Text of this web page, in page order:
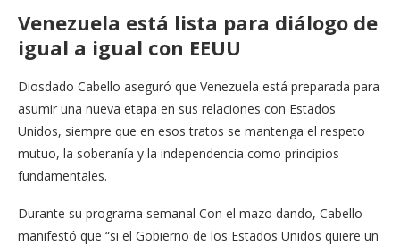
Venezuela está lista para diálogo de
igual a igual con EEUU
Diosdado Cabello aseguró que Venezuela está preparada para
asumir una nueva etapa en sus relaciones con Estados
Unidos, siempre que en esos tratos se mantenga el respeto
mutuo, la soberanía y la independencia como principios
fundamentales.
Durante su programa semanal Con el mazo dando, Cabello
manifestó que “si el Gobierno de los Estados Unidos quiere un